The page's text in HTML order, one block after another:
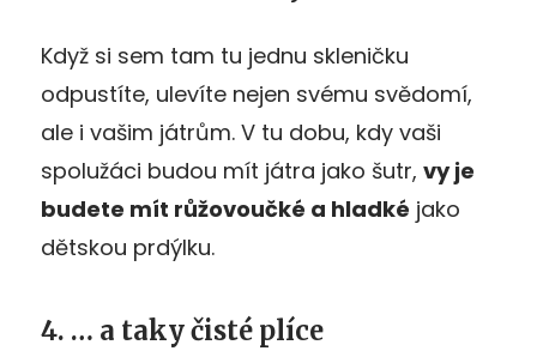
Když si sem tam tu jednu skleničku
odpustíte, ulevíte nejen svému svědomí,
ale i vašim játrům. V tu dobu, kdy vaši
spolužáci budou mít játra jako šutr, vy je
budete mít růžovoučké a hladké jako
dětskou prdýlku.
4. … a taky čisté plíce